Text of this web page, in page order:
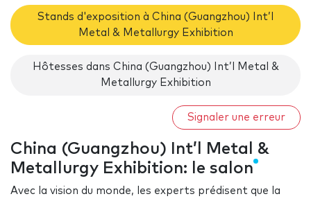
Stands d'exposition à China (Guangzhou) Int’l
Metal & Metallurgy Exhibition
Hôtesses dans China (Guangzhou) Int’l Metal &
Metallurgy Exhibition
Signaler une erreur
China (Guangzhou) Int’l Metal &
Metallurgy Exhibition: le salon
Avec la vision du monde, les experts prédisent que la